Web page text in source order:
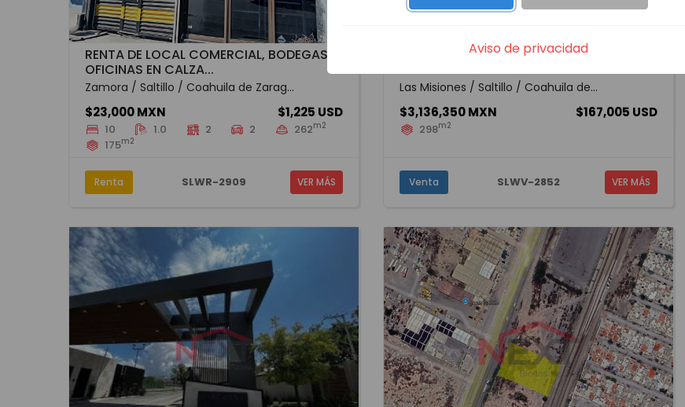
RENTA DE LOCAL COMERCIAL, BODEGAS Y
OFICINAS EN CALZA...
Zamora / Saltillo / Coahuila de Zarag...
$23,000 MXN $1,225 USD
10 1.0 2 2 262m2
175m2
Renta SLWR-2909 VER MÁS
TERRENO EN VENTA AL NORTE
Las Misiones / Saltillo / Coahuila de...
$3,136,350 MXN $167,005 USD
298m2
Venta SLWV-2852 VER MÁS
Aviso de privacidad